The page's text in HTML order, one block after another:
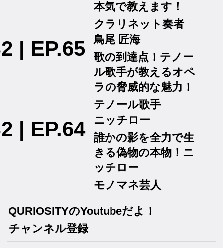
クラリネット奏者
本気で教えます！
| EP.65 鳥尾 匠海
テノール歌手
歌の到達点！テノー
ル歌手が教えるオペ
ラの脅威的な魅力！
| EP.64 ニッチロー
モノマネ芸人
誰かの影を全力で生
きる偽物の本物！ニ
ッチロー
QURIOSITYのYoutubeだよ！
チャンネル登録